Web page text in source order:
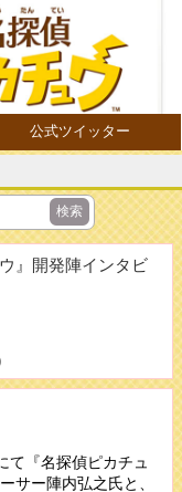
公式ツイッター
』開発陣インタビ
て『名探偵ピカチュ
サー陣内弘之氏と、